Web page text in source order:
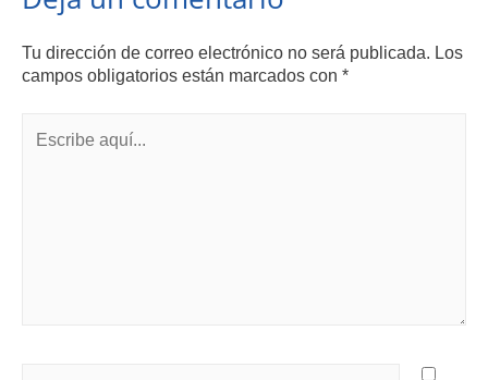
Tu dirección de correo electrónico no será publicada. Los
campos obligatorios están marcados con *